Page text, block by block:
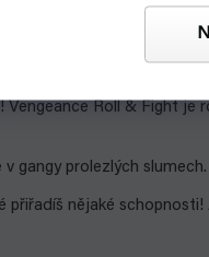
Vengeance Roll & Fight je
gangy prolezlých slumech.
přiřadíš nějaké schopnosti !